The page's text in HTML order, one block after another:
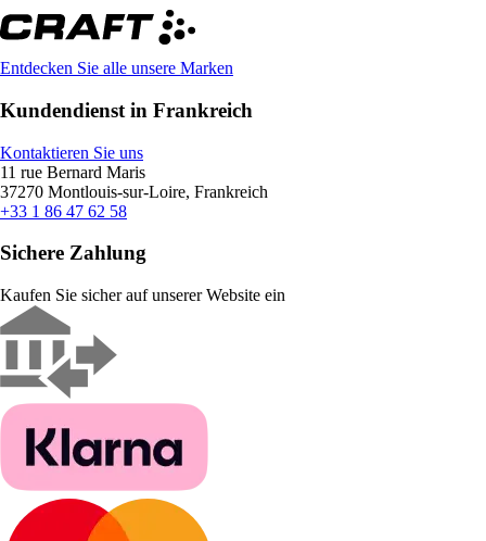
Entdecken Sie alle unsere Marken
Kundendienst in Frankreich
Kontaktieren Sie uns
11 rue Bernard Maris
37270 Montlouis-sur-Loire, Frankreich
+33 1 86 47 62 58
Sichere Zahlung
Kaufen Sie sicher auf unserer Website ein